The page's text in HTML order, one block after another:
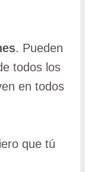
. Pueden
todos los
en todos
que tú